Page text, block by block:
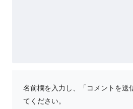
名前欄を入力し、「コメントを送
てください。